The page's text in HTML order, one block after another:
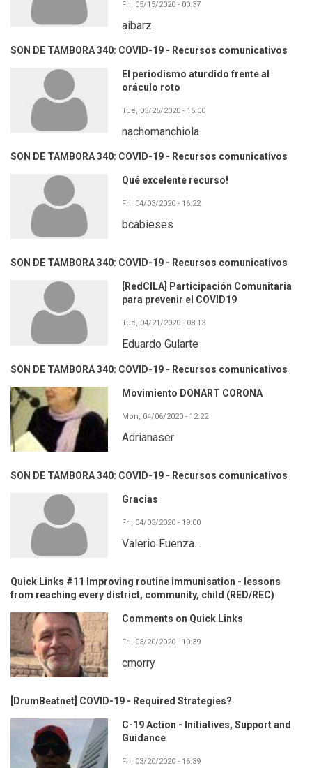
Fri, 05/15/2020 - 00:37
aibarz
SON DE TAMBORA 340: COVID-19 - Recursos comunicativos
El periodismo aturdido frente al
oráculo roto
Tue, 05/26/2020 - 15:00
nachomanchiola
SON DE TAMBORA 340: COVID-19 - Recursos comunicativos
Qué excelente recurso!
Fri, 04/03/2020 - 16:22
bcabieses
SON DE TAMBORA 340: COVID-19 - Recursos comunicativos
[RedCILA] Participación Comunitaria
para prevenir el COVID19
Tue, 04/21/2020 - 08:13
Eduardo Gularte
SON DE TAMBORA 340: COVID-19 - Recursos comunicativos
Movimiento DONART CORONA
Mon, 04/06/2020 - 12:22
Adrianaser
SON DE TAMBORA 340: COVID-19 - Recursos comunicativos
Gracias
Fri, 04/03/2020 - 19:00
Valerio Fuenza…
Quick Links #11 Improving routine immunisation - lessons
from reaching every district, community, child (RED/REC)
Comments on Quick Links
Fri, 03/20/2020 - 10:39
cmorry
[DrumBeatnet] COVID-19 - Required Strategies?
C-19 Action - Initiatives, Support and
Guidance
Fri, 03/20/2020 - 16:39